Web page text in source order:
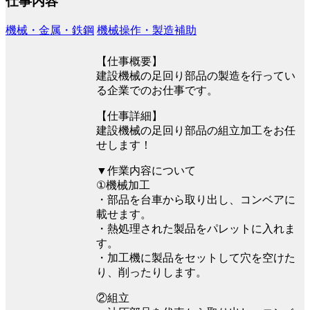
機械・金属・鉄鋼 機械操作・製造補助
【仕事概要】
建設機械の足回り部品の製造を行ってい
る企業でのお仕事です。
【仕事詳細】
建設機械の足回り部品の組立加工をお任
せします！
▼作業内容について
①機械加工
・部品を台車から取り出し、コンベアに
載せます。
・熱処理された製品をパレットに入れま
す。
・加工機に製品をセットして穴を空けた
り、削ったりします。
②組立